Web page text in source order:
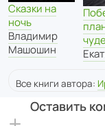
Сказки на
ночь
Владимир
Машошин
Все книги автора:
Оставить